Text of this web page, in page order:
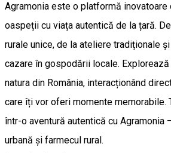
Agramonia este o platformă inovatoare
oaspeții cu viața autentică de la țară.
rurale unice, de la ateliere tradiționale
cazare în gospodării locale.
natura din România, interacționând
care îți vor oferi momente memorabile.
într-o aventură autentică cu Agramonia
urbană și farmecul rural.